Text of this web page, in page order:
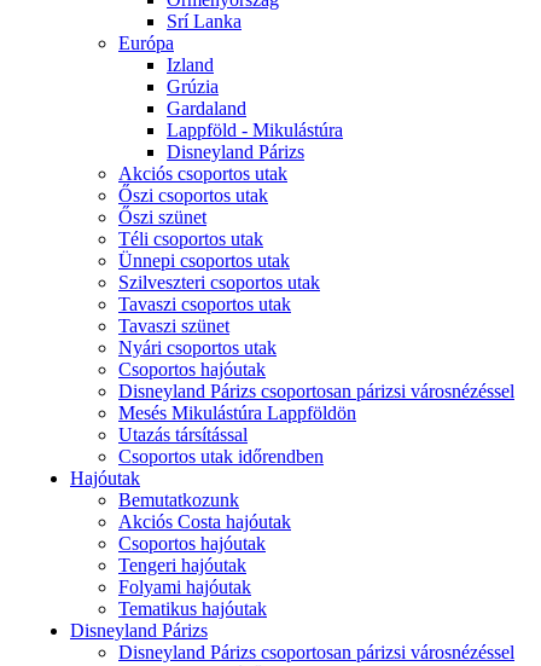
Srí Lanka
Európa
Izland
Grúzia
Gardaland
Lappföld - Mikulástúra
Disneyland Párizs
Akciós csoportos utak
Őszi csoportos utak
Őszi szünet
Téli csoportos utak
Ünnepi csoportos utak
Szilveszteri csoportos utak
Tavaszi csoportos utak
Tavaszi szünet
Nyári csoportos utak
Csoportos hajóutak
Disneyland Párizs csoportosan párizsi városnézéssel
Mesés Mikulástúra Lappföldön
Utazás társítással
Csoportos utak időrendben
Hajóutak
Bemutatkozunk
Akciós Costa hajóutak
Csoportos hajóutak
Tengeri hajóutak
Folyami hajóutak
Tematikus hajóutak
Disneyland Párizs
Disneyland Párizs csoportosan párizsi városnézéssel